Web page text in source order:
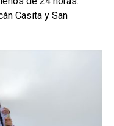
Casita y San